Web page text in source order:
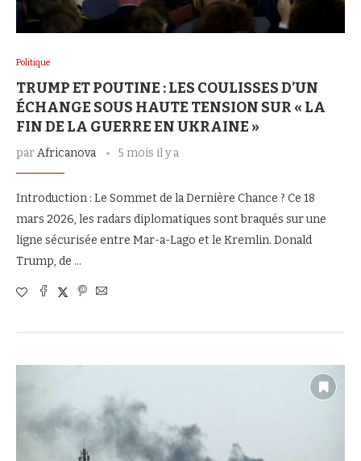
Politique
TRUMP ET POUTINE : LES COULISSES D’UN
ÉCHANGE SOUS HAUTE TENSION SUR « LA
FIN DE LA GUERRE EN UKRAINE »
parAfricanova 5 mois il y a
Introduction : Le Sommet de la Dernière Chance ? Ce 18
mars 2026, les radars diplomatiques sont braqués sur une
ligne sécurisée entre Mar-a-Lago et le Kremlin. Donald
Trump, de …